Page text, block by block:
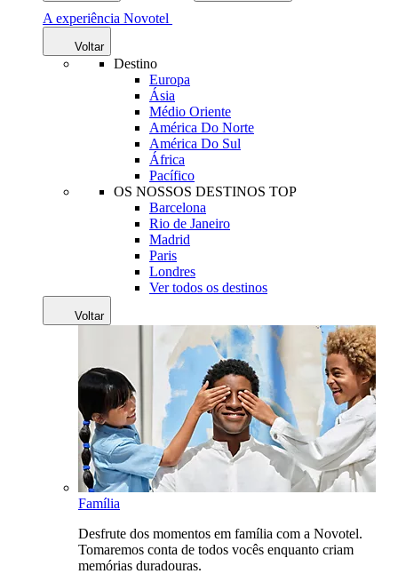
A experiência Novotel
Voltar
Destino
Europa
Ásia
Médio Oriente
América Do Norte
América Do Sul
África
Pacífico
OS NOSSOS DESTINOS TOP
Barcelona
Rio de Janeiro
Madrid
Paris
Londres
Ver todos os destinos
Voltar
Família
Desfrute dos momentos em família com a Novotel.
Tomaremos conta de todos vocês enquanto criam
memórias duradouras.